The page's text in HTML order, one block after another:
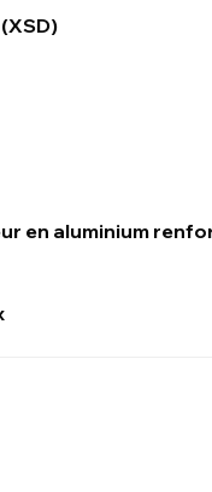
en aluminium